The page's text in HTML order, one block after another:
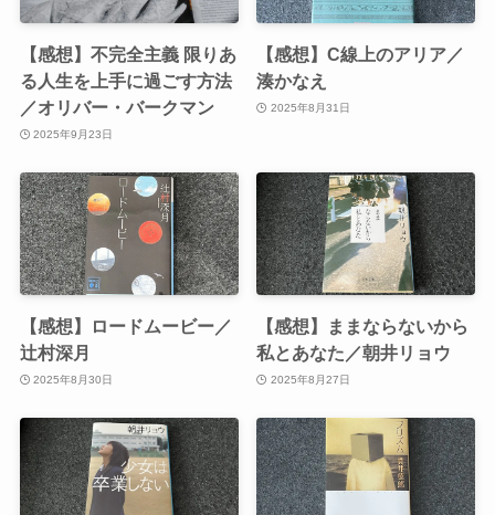
【感想】不完全主義 限りあ
る人生を上手に過ごす方法
／オリバー・バークマン
2025年9月23日
【感想】C線上のアリア／
湊かなえ
2025年8月31日
【感想】ロードムービー／
辻村深月
2025年8月30日
【感想】ままならないから
私とあなた／朝井リョウ
2025年8月27日